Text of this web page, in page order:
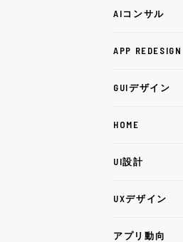
AIコンサル
APP REDESIGN
GUIデザイン
HOME
UI設計
UXデザイン
アプリ動向